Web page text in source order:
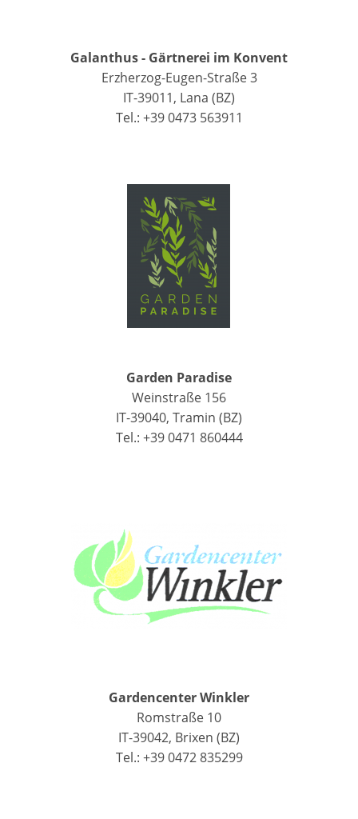
Galanthus - Gärtnerei im Konvent
Erzherzog-Eugen-Straße 3
IT-39011, Lana (BZ)
Tel.: +39 0473 563911
Garden Paradise
Weinstraße 156
IT-39040, Tramin (BZ)
Tel.: +39 0471 860444
Gardencenter Winkler
Romstraße 10
IT-39042, Brixen (BZ)
Tel.: +39 0472 835299